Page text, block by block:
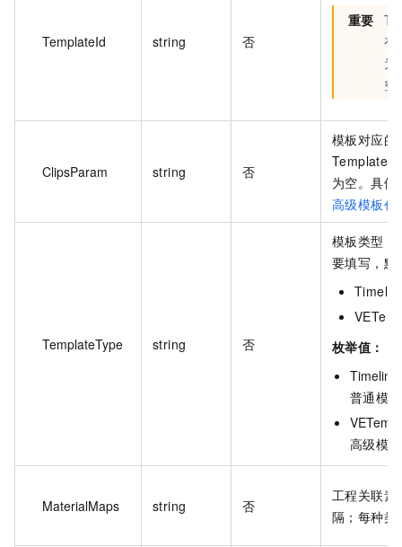
TemplateId string 否
重要
有
为
空
ClipsParam string 否
模板对应的
为空。具
高级模板创
TemplateType string 否
模板类型，
要填写，默
枚举值：
Timeline
普通模板
高级模板
MaterialMaps string 否
工程关联素
隔；每种类